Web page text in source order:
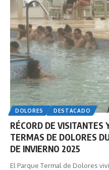
DOLORES DESTACADO
RÉCORD DE VISITANTES
TERMAS DE DOLORES
DE INVIERNO 2025
El Parque Termal de Dolores